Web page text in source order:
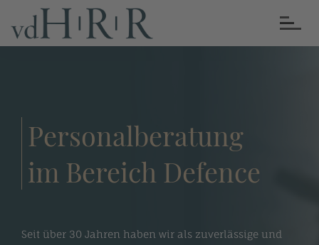
Personalberatung
im Bereich Defence
Seit über 30 Jahren haben wir als zuverlässige und